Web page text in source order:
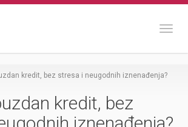
kredit, bez stresa i neugodnih iznenađenja?
kredit, bez